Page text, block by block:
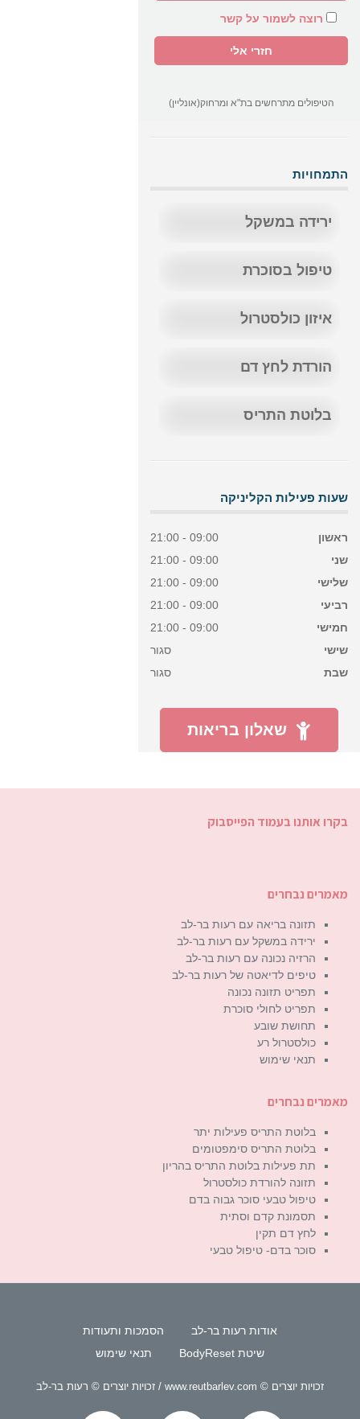
רוצה לשמור על קשר
הטיפולים מתרחשים בת"א ומרחוק(אונליין)
התמחויות
ירידה במשקל
טיפול בסוכרת
איזון כולסטרול
הורדת לחץ דם
בלוטת התריס
שעות פעילות הקליניקה
ראשון
09:00 - 21:00
שני
09:00 - 21:00
שלישי
09:00 - 21:00
רביעי
09:00 - 21:00
חמישי
09:00 - 21:00
שישי
סגור
שבת
סגור
שאלון בריאות
בקרו אותנו בעמוד הפייסבוק
מאמרים נבחרים
תזונה בריאה עם רעות בר-לב
ירידה במשקל עם רעות בר-לב
הרזיה נכונה עם רעות בר-לב
טיפים לדיאטה של רעות בר-לב
תפריט תזונה נכונה
תפריט לחולי סוכרת
תחושת שובע
כולסטרול רע
תנאי שימוש
מאמרים נבחרים
בלוטת התריס פעילות יתר
בלוטת התריס סימפטומים
תת פעילות בלוטת התריס בהריון
תזונה להורדת כולסטרול
טיפול טבעי סוכר גבוה בדם
תסמונת קדם וסתית
לחץ דם תקין
סוכר בדם- טיפול טבעי
אודות רעות בר-לב
הסמכות ותעודות
שיטת BodyReset
תנאי שימוש
זכויות יוצרים © www.reutbarlev.com / זכויות יוצרים © רעות בר-לב